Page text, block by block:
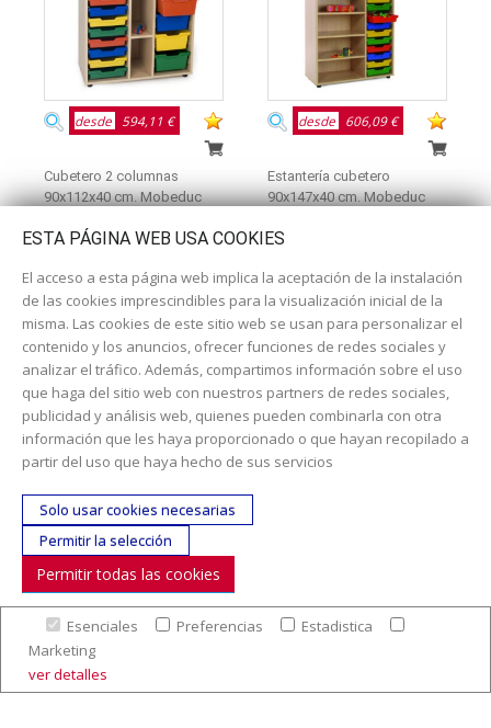
desde 594,11 €
Cubetero 2 columnas
90x112x40 cm. Mobeduc
desde 606,09 €
Estantería cubetero
90x147x40 cm. Mobeduc
desde 613,06 €
Armario 4 puertas cubetero
90x147x40 cm. Mobeduc
desde
ESTA PÁGINA WEB USA COOKIES
El acceso a esta página web implica la aceptación de la instalación
de las cookies imprescindibles para la visualización inicial de la
misma. Las cookies de este sitio web se usan para personalizar el
contenido y los anuncios, ofrecer funciones de redes sociales y
analizar el tráfico. Además, compartimos información sobre el uso
que haga del sitio web con nuestros partners de redes sociales,
publicidad y análisis web, quienes pueden combinarla con otra
información que les haya proporcionado o que hayan recopilado a
partir del uso que haya hecho de sus servicios
Solo usar cookies necesarias
Permitir la selección
Permitir todas las cookies
Esenciales Preferencias
Estadistica
Marketing
ver detalles